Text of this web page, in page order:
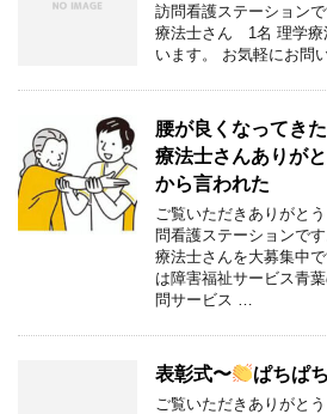
訪問看護ステーション
療法士さん 1名 理学
います。 お気軽にお問
腰が良くなってき
療法士さんありが
から言われた
ご覧いただきありがと
問看護ステーションで
療法士さんを大募集中
は障害福祉サービス青
問サービス …
表彰式〜 ぱちぱち
ご覧いただきありがと